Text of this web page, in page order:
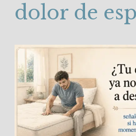
dolor de